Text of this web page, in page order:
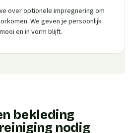
over optionele impregnering om
We geven je persoonlijk
en in vorm blijft.
bekleding
nodig